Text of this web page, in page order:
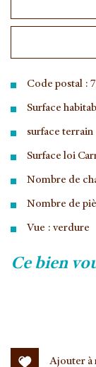
Code postal :
Surface
surface terrain
Surface loi
Nombre de
Nombre de
Vue : verdure
la ville de
ce bien
Ajouter à